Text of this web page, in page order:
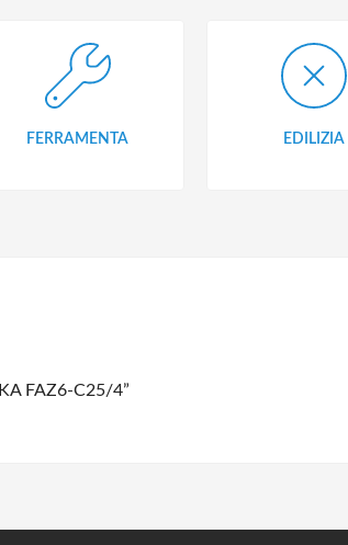
FERRAMENTA EDILIZIA
FAZ6-C25/4”